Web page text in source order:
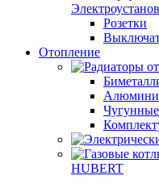
Розетки
Отопление
HUBERT